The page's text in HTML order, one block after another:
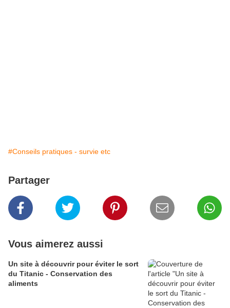
#Conseils pratiques - survie etc
Partager
Vous aimerez aussi
Un site à découvrir pour éviter le sort
du Titanic - Conservation des
aliments